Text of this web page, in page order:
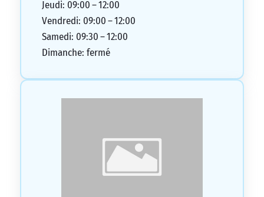
Jeudi: 09:00 – 12:00
Vendredi: 09:00 – 12:00
Samedi: 09:30 – 12:00
Dimanche: fermé